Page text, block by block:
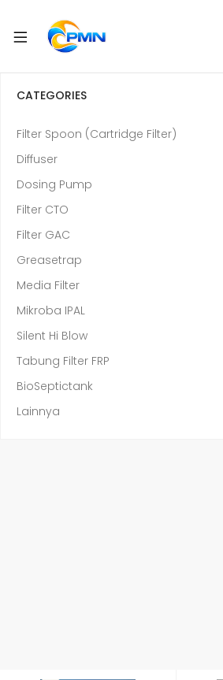
CATEGORIES
Filter Spoon (Cartridge Filter)
Diffuser
Dosing Pump
Filter CTO
Filter GAC
Greasetrap
Media Filter
Mikroba IPAL
Silent Hi Blow
Tabung Filter FRP
BioSeptictank
Lainnya